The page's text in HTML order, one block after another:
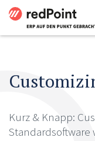
Kurz & Knapp:
Standardsoftware